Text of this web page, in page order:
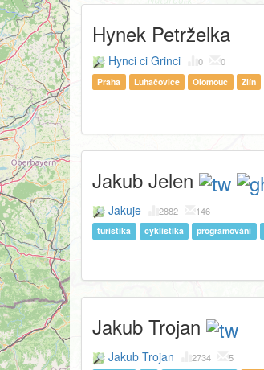
Hynek Petrželka
Hynci ci Grinci 0 0
Praha Luhačovice Olomouc Zlín
Jakub Jelen
Jakuje 2882 146
turistika cyklistika programování
Jakub Trojan
Jakub Trojan 2734 5